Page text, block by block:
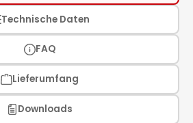
Technische Daten
FAQ
Lieferumfang
Downloads